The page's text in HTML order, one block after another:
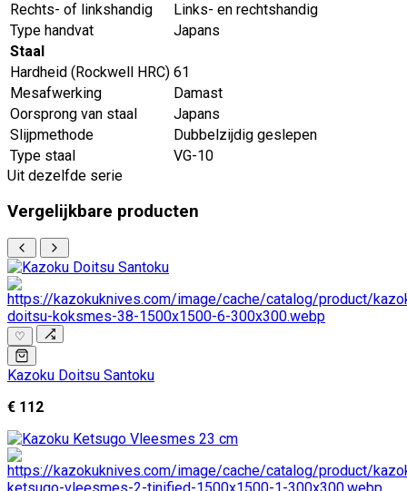
Rechts- of linkshandig
Links- en rechtshandig
Type handvat
Japans
Staal
Hardheid (Rockwell HRC) 61
Mesafwerking
Damast
Oorsprong van staal
Japans
Slijpmethode
Dubbelzijdig geslepen
Type staal
VG-10
Uit dezelfde serie
Vergelijkbare producten
♡
Kazoku Doitsu Santoku
€ 112